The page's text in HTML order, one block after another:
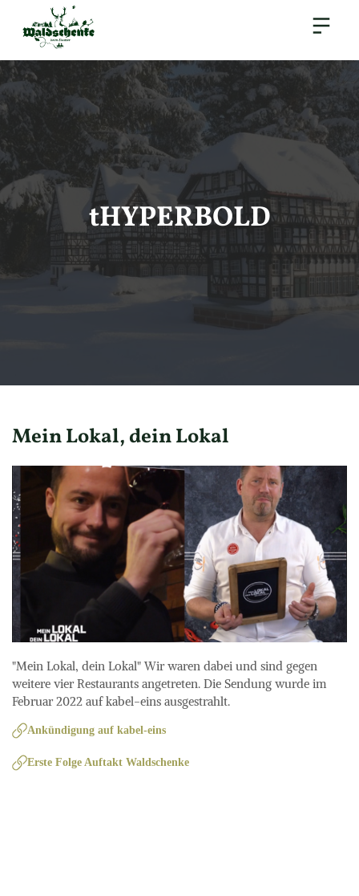
tHYPERBOLD
Mein Lokal, dein Lokal
"Mein Lokal, dein Lokal" Wir waren dabei und sind gegen
weitere vier Restaurants angetreten. Die Sendung wurde im
Februar 2022 auf kabel-eins ausgestrahlt.
Ankündigung auf kabel-eins
Erste Folge Auftakt Waldschenke